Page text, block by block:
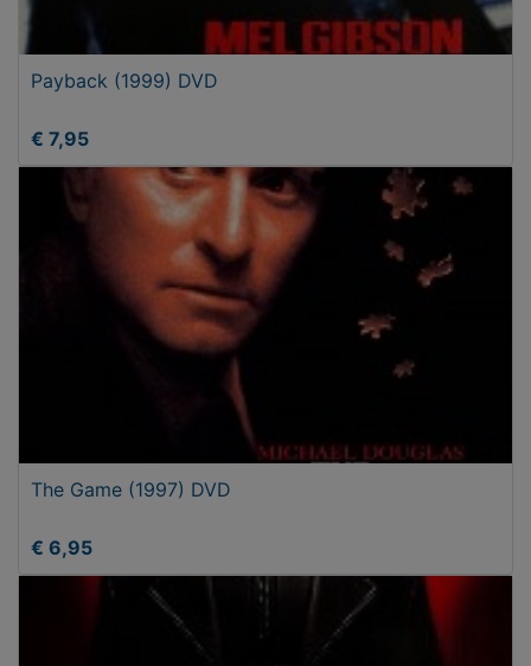
Payback (1999) DVD
€ 7,95
The Game (1997) DVD
€ 6,95